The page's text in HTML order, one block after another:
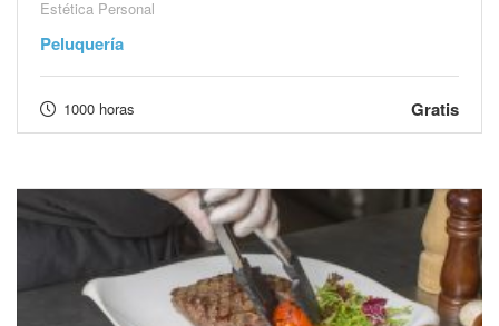
Estética Personal
Peluquería
1000 horas Gratis